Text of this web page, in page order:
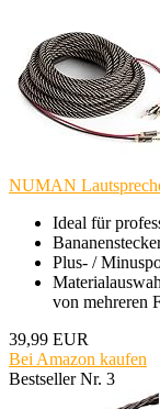
NUMAN
Ideal für
Plus- /
von mehreren
39,99 EUR
Bei Amazon kaufen
Bestseller Nr. 3